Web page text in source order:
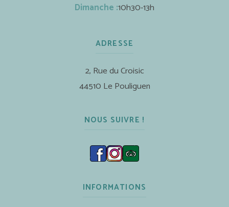
Dimanche :10h30-13h
ADRESSE
2, Rue du Croisic
44510 Le Pouliguen
NOUS SUIVRE !
INFORMATIONS